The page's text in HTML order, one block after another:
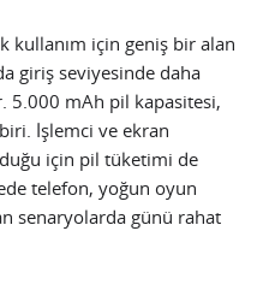
kullanım için geniş bir alan
giriş seviyesinde daha
5.000 mAh pil kapasitesi,
İşlemci ve ekran
için pil tüketimi de
telefon, yoğun oyun
senaryolarda günü rahat